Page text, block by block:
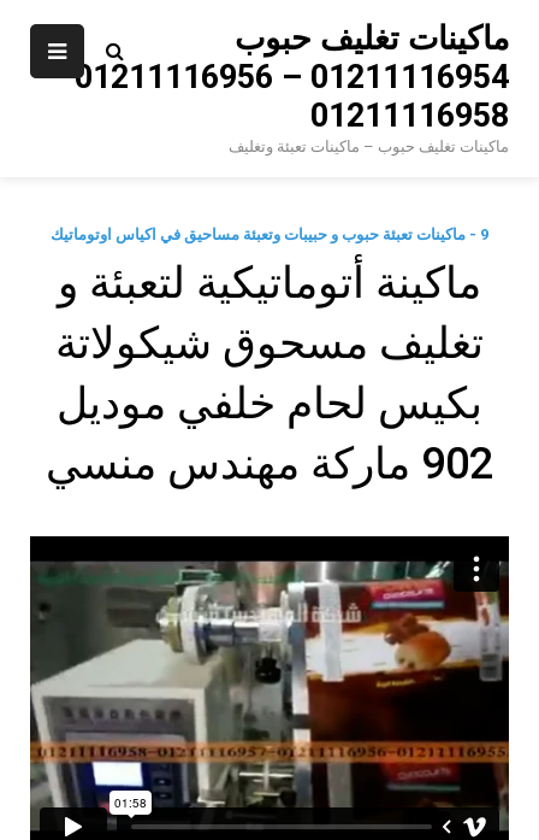
content
ماكينات تغليف حبوب
01211116954 – 01211116956 –
01211116958
ماكينات تغليف حبوب – ماكينات تعبئة وتغليف
9 - ماكينات تعبئة حبوب و حبيبات وتعبئة مساحيق في اكياس اوتوماتيك
ماكينة أتوماتيكية لتعبئة و
تغليف مسحوق شيكولاتة
بكيس لحام خلفي موديل
902 ماركة مهندس منسي